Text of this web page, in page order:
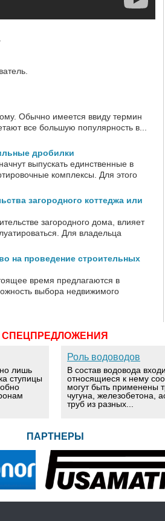
Обычно имеется ввиду термин
все большую популярность в...
дробилки
выпускать единственные в
комплексы. Для этого
загородного коттеджа или
загородного дома, влияет
Для владельца
на проведение строительных
время предлагаются в
выбора недвижимого
СПЕЦПРЕДЛОЖЕНИЯ
лишь
ступицы
Роль водоводов
В состав водовода
относящиеся к нему
могут быть применены
чугуна, железобетона,
труб из разных...
ПАРТНЕРЫ